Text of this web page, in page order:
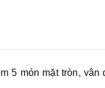
5 món mặt tròn,